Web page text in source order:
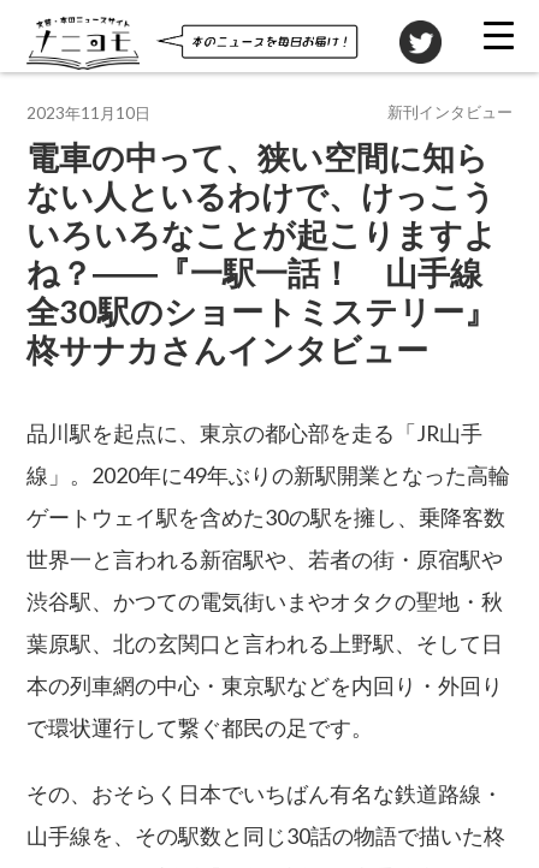
電車の中って、狭い空間に知ら
ない人といるわけで、けっこう
いろいろなことが起こりますよ
ね？――『一駅一話！ 山手線
全30駅のショートミステリー』
柊サナカさんインタビュー
品川駅を起点に、東京の都心部を走る「JR山手
線」。2020年に49年ぶりの新駅開業となった高輪
ゲートウェイ駅を含めた30の駅を擁し、乗降客数
世界一と言われる新宿駅や、若者の街・原宿駅や
渋谷駅、かつての電気街いまやオタクの聖地・秋
葉原駅、北の玄関口と言われる上野駅、そして日
本の列車網の中心・東京駅などを内回り・外回り
で環状運行して繋ぐ都民の足です。
その、おそらく日本でいちばん有名な鉄道路線・
山手線を、その駅数と同じ30話の物語で描いた柊
2023年11月10日 新刊インタビュー